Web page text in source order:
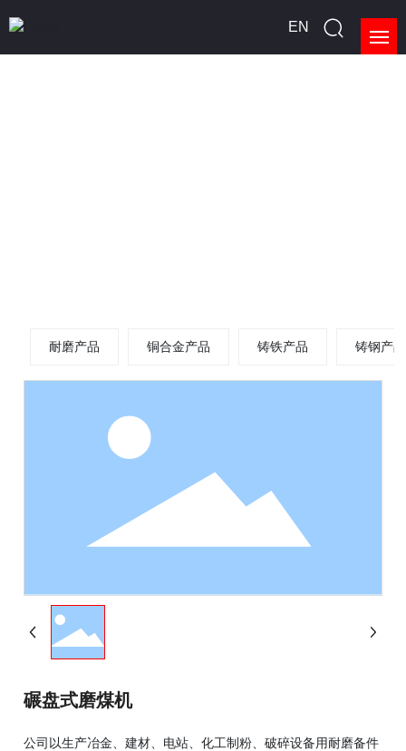
EN
耐磨产品 铜合金产品 铸铁产品 铸钢产品
碾盘式磨煤机
公司以生产冶金、建材、电站、化工制粉、破碎设备用耐磨备件